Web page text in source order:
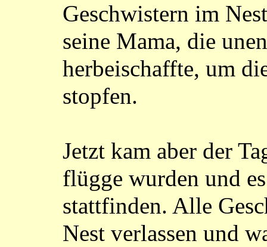
Geschwistern im
seine Mama, die
herbeischaffte, um
stopfen.
Jetzt kam aber der
flügge wurden und
stattfinden. Alle
Nest verlassen und